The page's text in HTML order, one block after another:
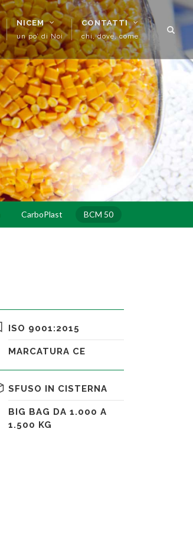
NICEM
un po’ di Noi
CONTATTI
chi, dove, come
CarboPlast BCM 50
ISO 9001:2015
MARCATURA CE
SFUSO IN CISTERNA
BIG BAG DA 1.000 A
1.500 KG